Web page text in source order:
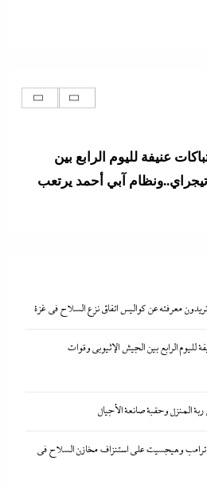
بين زمن ربة المنزل وحقبة
حرب إيران
كل ما تريدون معرفته عن
في غزة
عنيفة لليوم الرابع بين
آبي أحمد يرتعب
معرفته عن كواليس اتفاق نزع السلاح في غزة
لليوم الرابع بين الجيش الإثيوبي وقوات
المنزل وحقبة صانعة الأجيال
وهيجسيت على استنزاف مخازن السلاح في